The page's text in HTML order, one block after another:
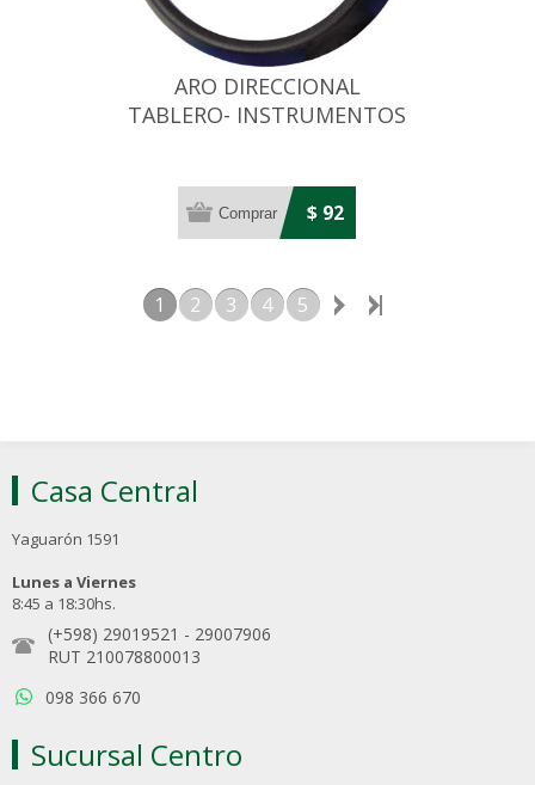
ARO DIRECCIONAL
TABLERO- INSTRUMENTOS
$ 92
1 2 3 4 5
Casa Central
Yaguarón 1591
Lunes a Viernes
8:45 a 18:30hs.
(+598) 29019521 - 29007906
RUT 210078800013
098 366 670
Sucursal Centro